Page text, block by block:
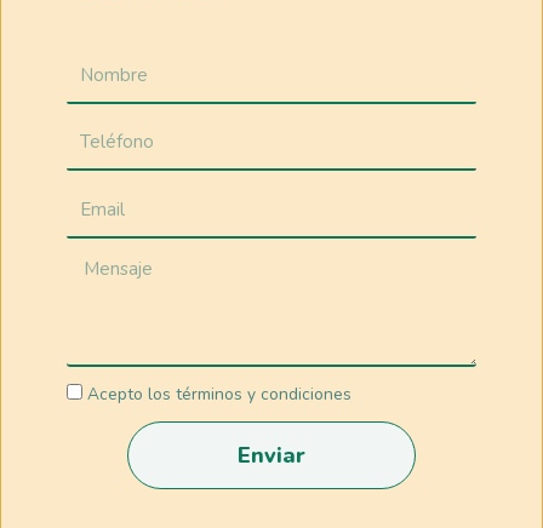
Acepto los términos y condiciones
Enviar